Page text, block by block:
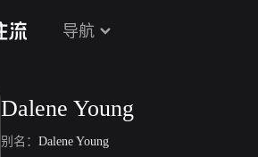
导航
Dalene Young
别名： Dalene Young